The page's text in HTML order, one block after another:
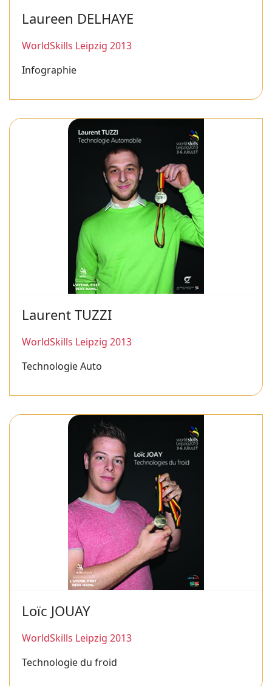
Laureen DELHAYE
WorldSkills Leipzig 2013
Infographie
Laurent TUZZI
WorldSkills Leipzig 2013
Technologie Auto
Loïc JOUAY
WorldSkills Leipzig 2013
Technologie du froid